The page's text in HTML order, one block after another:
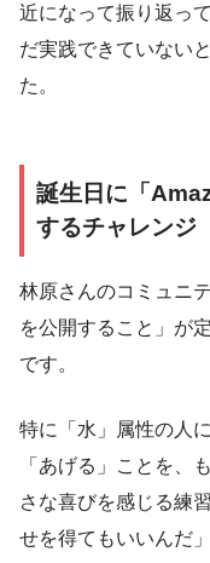
近になって振り返っ
だ実践できていない
た。
誕生日に「
するチャレンジ
林原さんのコミュニ
を公開すること」が
です。
特に「水」属性の人
「あげる」ことを、
さな喜びを感じる練
せを得てもいいんだ